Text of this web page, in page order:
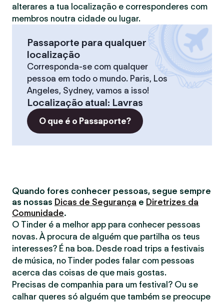
alterares a tua localização e corresponderes com
membros noutra cidade ou lugar.
Passaporte para qualquer
localização
Corresponda-se com qualquer
pessoa em todo o mundo. Paris, Los
Angeles, Sydney, vamos a isso!
Localização atual: Lavras
O que é o Passaporte?
Quando fores conhecer pessoas, segue sempre
as nossas Dicas de Segurança e Diretrizes da
Comunidade.
O Tinder é a melhor app para conhecer pessoas
novas. À procura de alguém que partilha os teus
interesses? É na boa. Desde road trips a festivais
de música, no Tinder podes falar com pessoas
acerca das coisas de que mais gostas.
Precisas de companhia para um festival? Ou se
calhar queres só alguém que também se preocupe